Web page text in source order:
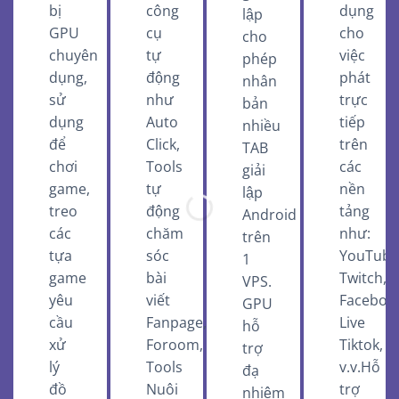
bị
GPU
chuyên
dụng,
sử
dụng
để
chơi
game,
treo
các
tựa
game
yêu
cầu
xử
lý
đồ
công
cụ
tự
động
như
Auto
Click,
Tools
tự
động
chăm
sóc
bài
viết
Fanpage,
Foroom,
Tools
Nuôi
lập
cho
phép
nhân
bản
nhiều
TAB
giải
lập
Android
trên
1
VPS.
GPU
hỗ
trợ
đạ
nhiệm
dụng
cho
việc
phát
trực
tiếp
trên
các
nền
tảng
như:
Twitch,
Live
Tiktok,
v.v.Hỗ
trợ